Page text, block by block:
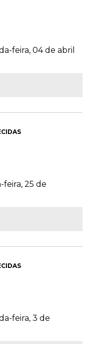
feira, 04 de abril
25 de
feira, 3 de